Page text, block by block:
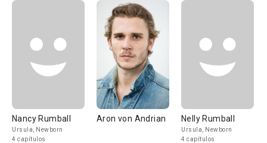
Nancy Rumball
Ursula, Newborn
4 capítulos
Aron von Andrian Nelly Rumball
Ursula, Newborn
4 capítulos